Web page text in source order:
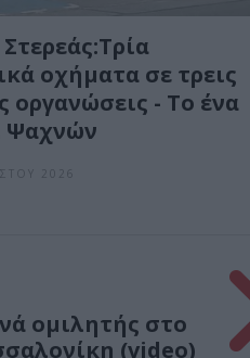
οχήματα σε τρεις
οργανώσεις - Το ένα
Ψαχνών
2026
ομιλητής στο
(video)